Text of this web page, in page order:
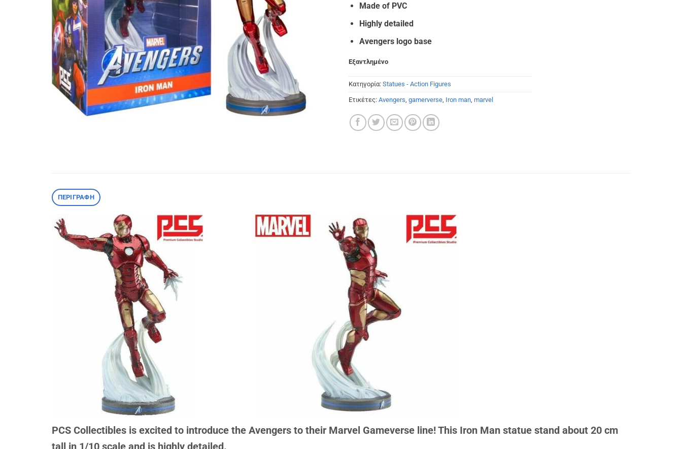
€58.00.
Made of PVC
Highly detailed
Avengers logo base
Εξαντλημένο
Κατηγορία: Statues - Action Figures
Ετικέτες: Avengers, gamerverse, Iron man, marvel
ΠΕΡΙΓΡΑΦΉ
PCS Collectibles is excited to introduce the Avengers to their Marvel Gameverse line! This Iron Man statue stand about 20 cm